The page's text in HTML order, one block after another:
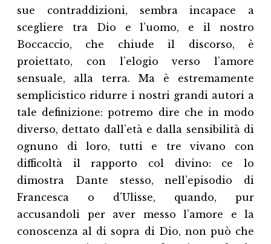
sue contraddizioni, sembra incapace a
scegliere tra Dio e l’uomo, e il nostro
Boccaccio, che chiude il discorso, è
proiettato, con l’elogio verso l’amore
sensuale, alla terra. Ma è estremamente
semplicistico ridurre i nostri grandi autori a
tale definizione: potremo dire che in modo
diverso, dettato dall’età e dalla sensibilità di
ognuno di loro, tutti e tre vivano con
difficoltà il rapporto col divino: ce lo
dimostra Dante stesso, nell’episodio di
Francesca o d’Ulisse, quando, pur
accusandoli per aver messo l’amore e la
conoscenza al di sopra di Dio, non può che